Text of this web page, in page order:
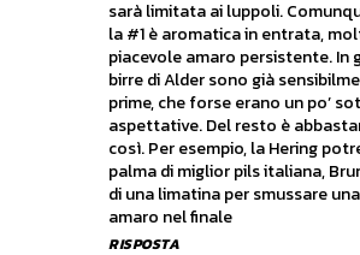
sarà limitata ai luppoli.
la #1 è aromatica in entrata,
piacevole amaro persistente. In
birre di Alder sono già
prime, che forse erano un po’
aspettative. Del resto è
così. Per esempio, la Hering
palma di miglior pils italiana,
di una limatina per smussare
amaro nel finale
RISPOSTA